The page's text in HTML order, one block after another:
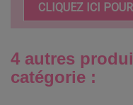
CLIQUEZ ICI
4 autres
catégorie :